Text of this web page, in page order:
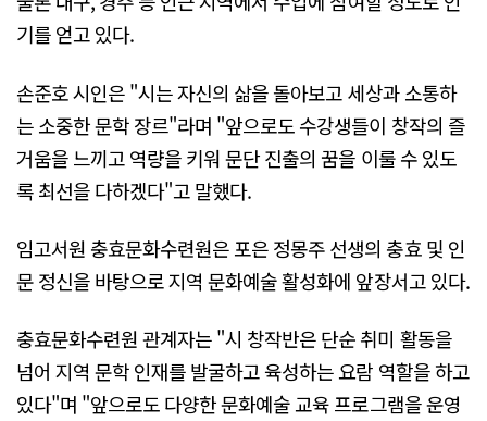
기를 얻고 있다.
손준호 시인은 "시는 자신의 삶을 돌아보고 세상과 소통하
는 소중한 문학 장르"라며 "앞으로도 수강생들이 창작의 즐
거움을 느끼고 역량을 키워 문단 진출의 꿈을 이룰 수 있도
록 최선을 다하겠다"고 말했다.
임고서원 충효문화수련원은 포은 정몽주 선생의 충효 및 인
문 정신을 바탕으로 지역 문화예술 활성화에 앞장서고 있다.
충효문화수련원 관계자는 "시 창작반은 단순 취미 활동을
넘어 지역 문학 인재를 발굴하고 육성하는 요람 역할을 하고
있다"며 "앞으로도 다양한 문화예술 교육 프로그램을 운영